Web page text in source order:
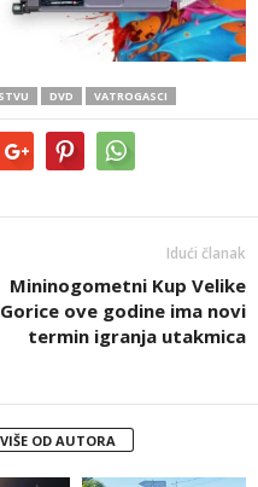
DVD VATROGASCI
Idući članak
Mininogometni Kup Velike
Gorice ove godine ima novi
termin igranja utakmica
VIŠE OD AUTORA